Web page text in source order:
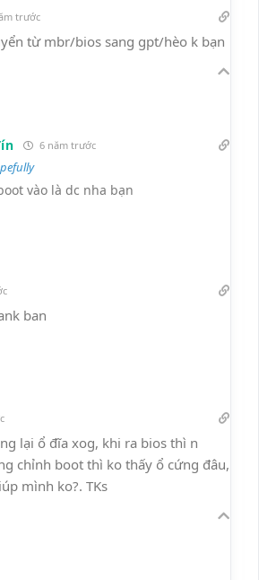
trước
từ mbr/bios sang gpt/hèo k bạn
6 năm trước
vào là dc nha bạn
ban
lại ổ đĩa xog, khi ra bios thì n
chỉnh boot thì ko thấy ổ cứng đâu,
mình ko?. TKs